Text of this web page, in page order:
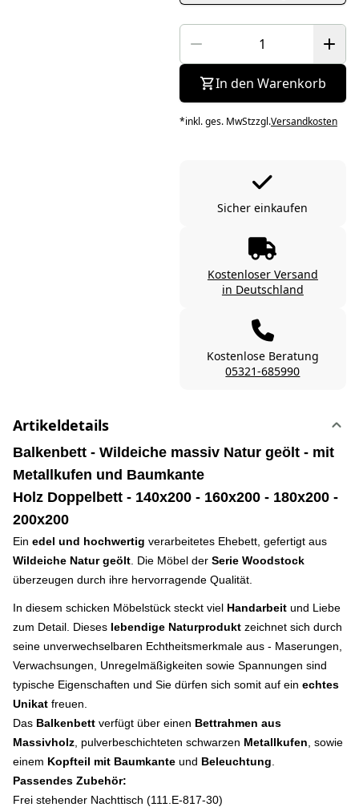
In den Warenkorb
*inkl. ges. MwStzzgl.Versandkosten
Sicher einkaufen
Kostenloser Versand
in Deutschland
Kostenlose Beratung
05321-685990
Artikeldetails
Balkenbett - Wildeiche massiv Natur geölt - mit
Metallkufen und Baumkante
Holz Doppelbett - 140x200 - 160x200 - 180x200 -
200x200
Ein edel und hochwertig verarbeitetes Ehebett, gefertigt aus
Wildeiche Natur geölt . Die Möbel der Serie Woodstock
überzeugen durch ihre hervorragende Qualität.
In diesem schicken Möbelstück steckt viel Handarbeit und Liebe
zum Detail. Dieses lebendige Naturprodukt zeichnet sich durch
seine unverwechselbaren Echtheitsmerkmale aus - Maserungen,
Verwachsungen, Unregelmäßigkeiten sowie Spannungen sind
typische Eigenschaften und Sie dürfen sich somit auf ein echtes
Unikat freuen.
Das Balkenbett verfügt über einen Bettrahmen aus
Massivholz , pulverbeschichteten schwarzen Metallkufen , sowie
einem Kopfteil mit Baumkante und Beleuchtung
Passendes Zubehör:
Frei stehender Nachttisch (111.E-817-30)